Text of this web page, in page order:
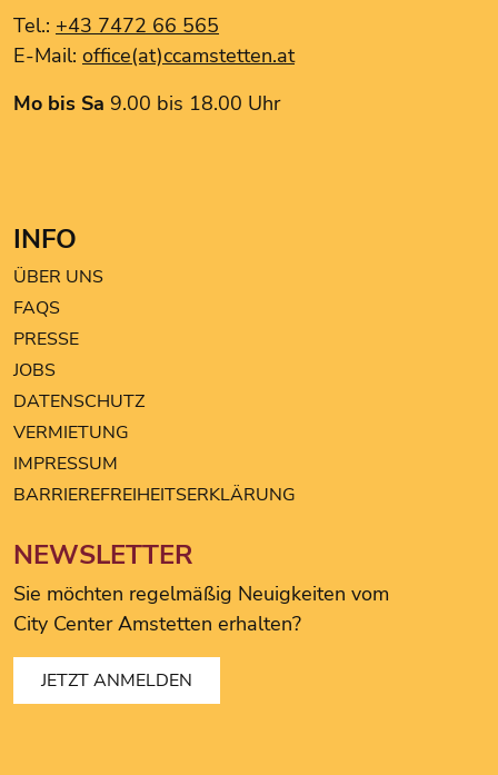
Tel.: +43 7472 66 565
E-Mail: office(at)ccamstetten.at
Mo bis Sa 9.00 bis 18.00 Uhr
INFO
ÜBER UNS
FAQS
PRESSE
JOBS
DATENSCHUTZ
VERMIETUNG
IMPRESSUM
BARRIEREFREIHEITSERKLÄRUNG
NEWSLETTER
Sie möchten regelmäßig Neuigkeiten vom
City Center Amstetten erhalten?
JETZT ANMELDEN